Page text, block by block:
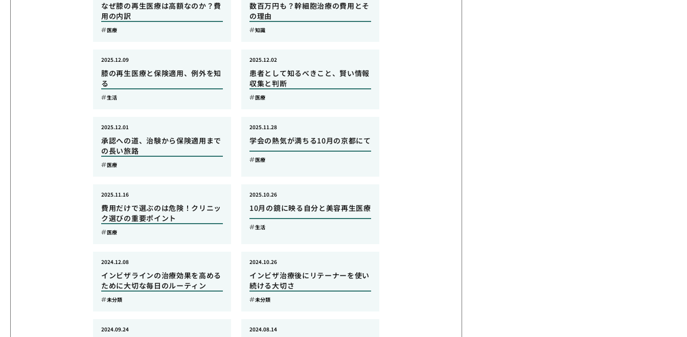
なぜ膝の再生医療は高額なのか？費
用の内訳
医療
数百万円も？幹細胞治療の費用とそ
の理由
知識
膝の再生医療と保険適用、例外を知
る
2025.12.09
生活
患者として知るべきこと、賢い情報
収集と判断
2025.12.02
医療
承認への道、治験から保険適用まで
の長い旅路
2025.12.01
医療
学会の熱気が満ちる10月の京都にて
2025.11.28
医療
費用だけで選ぶのは危険！クリニッ
ク選びの重要ポイント
2025.11.16
医療
10月の鏡に映る自分と美容再生医療
2025.10.26
生活
インビザラインの治療効果を高める
ために大切な毎日のルーティン
2024.12.08
未分類
インビザ治療後にリテーナーを使い
続ける大切さ
2024.10.26
未分類
2024.09.24 2024.08.14